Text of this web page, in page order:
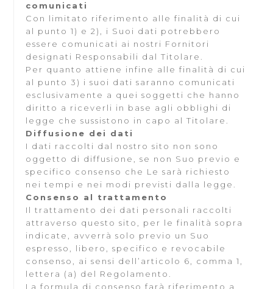
comunicati
Con limitato riferimento alle finalità di cui
al punto 1) e 2), i Suoi dati potrebbero
essere comunicati ai nostri Fornitori
designati Responsabili dal Titolare.
Per quanto attiene infine alle finalità di cui
al punto 3) i suoi dati saranno comunicati
esclusivamente a quei soggetti che hanno
diritto a riceverli in base agli obblighi di
legge che sussistono in capo al Titolare.
Diffusione dei dati
I dati raccolti dal nostro sito non sono
oggetto di diffusione, se non Suo previo e
specifico consenso che Le sarà richiesto
nei tempi e nei modi previsti dalla legge.
Consenso al trattamento
Il trattamento dei dati personali raccolti
attraverso questo sito, per le finalità sopra
indicate, avverrà solo previo un Suo
espresso, libero, specifico e revocabile
consenso, ai sensi dell’articolo 6, comma 1,
lettera (a) del Regolamento.
La formula di consenso farà riferimento a